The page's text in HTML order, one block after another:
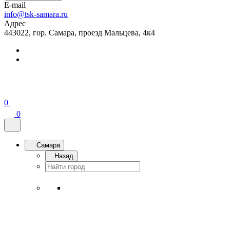
E-mail
info@tsk-samara.ru
Адрес
443022, гор. Самара, проезд Мальцева, 4к4
0
0
Самара
Назад